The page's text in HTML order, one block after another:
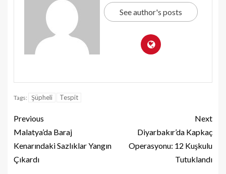
See author's posts
Tags: Şüpheli Tespit
Previous
Malatya’da Baraj
Kenarındaki Sazlıklar Yangın
Çıkardı
Next
Diyarbakır’da Kapkaç
Operasyonu: 12 Kuşkulu
Tutuklandı